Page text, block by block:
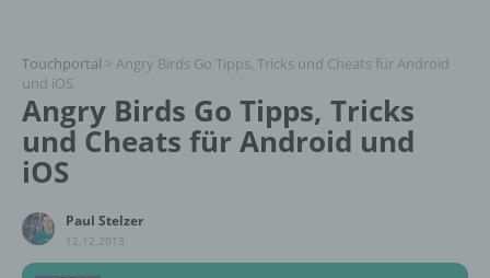
Touchportal > Angry Birds Go Tipps, Tricks und Cheats für Android
und iOS
Angry Birds Go Tipps, Tricks
und Cheats für Android und
iOS
Paul Stelzer
12.12.2013